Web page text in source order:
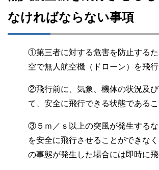
なければならない事項
①第三者に対する危害を防止する
空で無人航空機（ドローン）を飛行
②飛行前に、気象、機体の状況及
て、安全に飛行できる状態であるこ
③５ｍ／ｓ以上の突風が発生する
を安全に飛行させることができな
の事態が発生した場合には即時に飛